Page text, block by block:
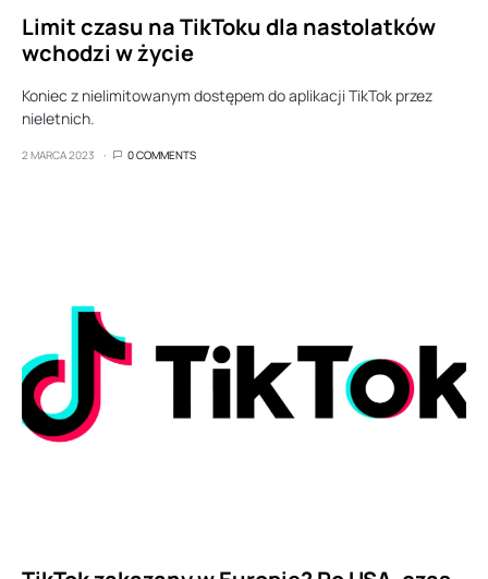
Limit czasu na TikToku dla nastolatków
wchodzi w życie
Koniec z nielimitowanym dostępem do aplikacji TikTok przez
nieletnich.
2 MARCA 2023 0 COMMENTS